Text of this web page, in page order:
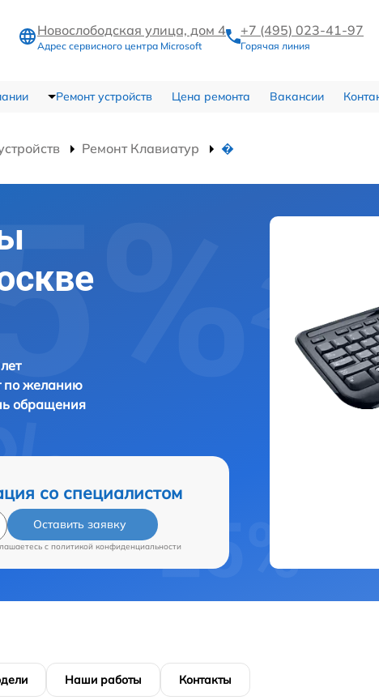
Новослободская улица, дом 4
Адрес сервисного центра Microsoft
+7 (495) 023-41-97
Горячая линия
Ремонт устройств Цена ремонта Вакансии
Ремонт Клавиатур �
по желанию
обращения
со специалистом
Оставить заявку
c политикой конфиденциальности
Наши работы Контакты